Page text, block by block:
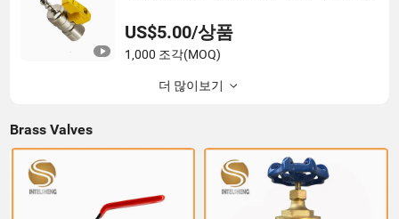
US$5.00/상품
1,000 조각(MOQ)
더 많이보기
Brass Valves